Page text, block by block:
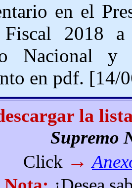
en el
2018 a
Nacional y
en pdf. [14/
la
Supremo
Click →